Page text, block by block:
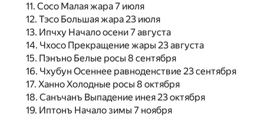
11. Сосо Малая жара 7 июля
12. Тэсо Большая жара 23 июля
13. Ипчху Начало осени 7 августа
14. Чхосо Прекращение жары 23 августа
15. Пэнъно Белые росы 8 сентября
16. Чхубун Осеннее равноденствие 23 сентября
17. Ханно Холодные росы 8 октября
18. Санъчанъ Выпадение инея 23 октября
19. Иптонъ Начало зимы 7 ноября